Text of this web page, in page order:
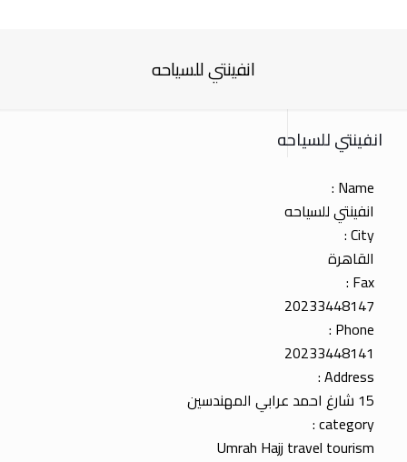
انفينتي للسياحه
انفينتي للسياحه
Name :
انفينتي للسياحه
City :
القاهرة
Fax :
20233448147
Phone :
20233448141
Address :
15 شارغ احمد عرابي المهندسين
category :
Umrah Hajj travel tourism